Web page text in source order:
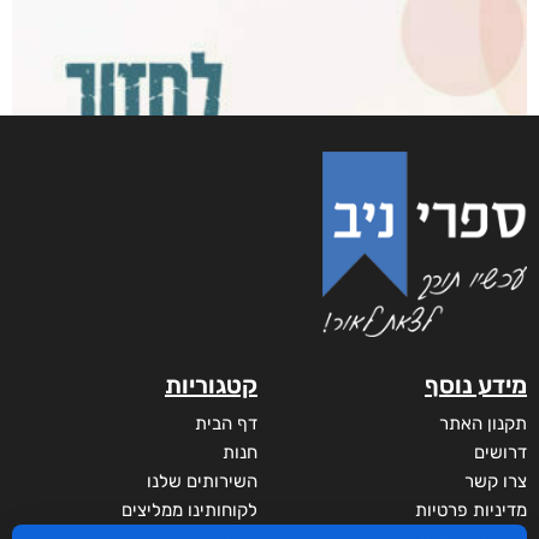
מידע נוסף
תקנון האתר
דרושים
צרו קשר
מדיניות פרטיות
קטגוריות
דף הבית
חנות
השירותים שלנו
לקוחותינו ממליצים